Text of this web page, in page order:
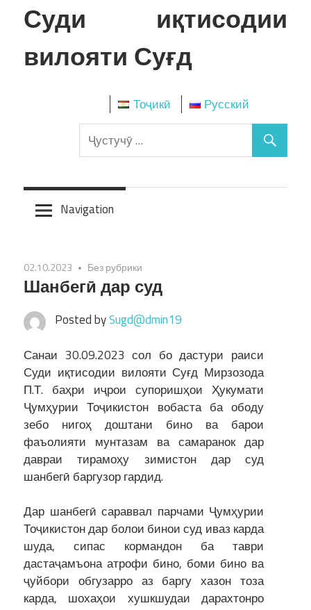
Skip
to
Суди иқтисодии
вилояти Суғд
Тоҷикӣ Русский
Navigation
02.10.2023 Без рубрики
Шанбегӣ дар суд
Posted bySugd@dmin19
Санаи 30.09.2023 сол бо дастури раиси
Суди иқтисодии вилояти Суғд Мирзозода
П.Т. баҳри иҷрои супоришҳои Ҳукумати
Ҷумҳурии Тоҷикистон вобаста ба ободу
зебо нигоҳ доштани бино ва барои
фаъолияти мунтазам ва самаранок дар
давраи тирамоҳу зимистон дар суд
шанбегӣ баргузор гардид.
Дар шанбегӣ сараввал парчами Ҷумҳурии
Тоҷикистон дар болои бинои суд иваз карда
шуда, сипас кормандон ба таври
дастаҷамъона атрофи бино, боми бино ва
ҷуйбори обгузарро аз баргу хазон тоза
карда, шохаҳои хушкшудаи дарахтонро